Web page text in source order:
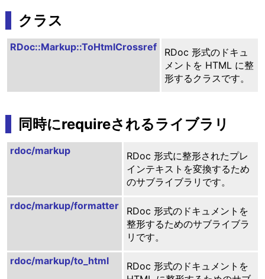
クラス
RDoc::Markup::ToHtmlCrossref
RDoc 形式のドキュ
メントを HTML に整
形するクラスです。
同時にrequireされるライブラリ
rdoc/markup
RDoc 形式に整形されたプレ
インテキストを変換するため
のサブライブラリです。
rdoc/markup/formatter
RDoc 形式のドキュメントを
整形するためのサブライブラ
リです。
rdoc/markup/to_html
RDoc 形式のドキュメントを